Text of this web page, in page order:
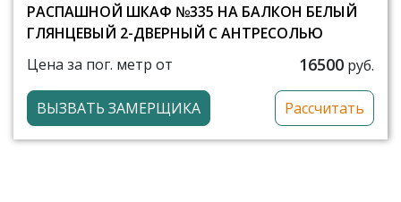
РАСПАШНОЙ ШКАФ №335 НА БАЛКОН БЕЛЫЙ
ГЛЯНЦЕВЫЙ 2-ДВЕРНЫЙ С АНТРЕСОЛЬЮ
Цена за пог. метр от
16500 руб.
ВЫЗВАТЬ ЗАМЕРЩИКА Рассчитать